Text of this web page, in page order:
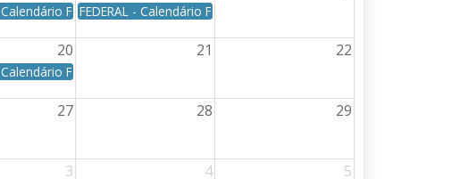
Calendário Federal - Data de vencimento: Dia 13/08/2026 - Quinta-feira
FEDERAL - Calendário Federal - Data de vencimento: Dia 14/08/
20 21 22
Calendário Federal - Data de vencimento: Dia 20/08/2026 - Quinta-feira
27 28 29
2026 - Terça-feira
3 4 5